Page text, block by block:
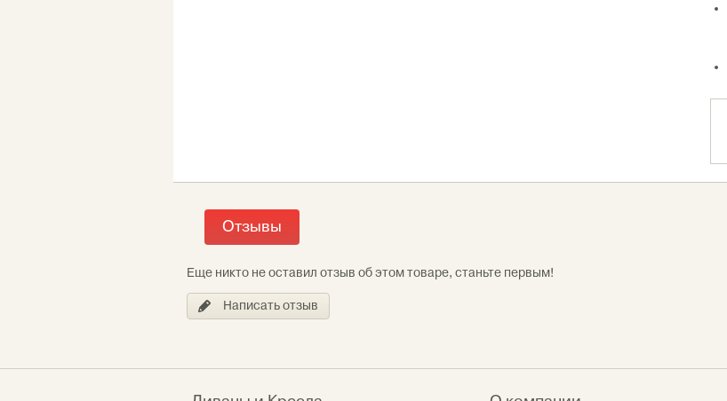
Отзывы
Еще никто не оставил отзыв об этом товаре, станьте первым!
Написать отзыв